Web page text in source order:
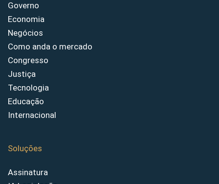
Governo
Economia
Negócios
Como anda o mercado
Congresso
Justiça
Tecnologia
Educação
Internacional
Soluções
Assinatura